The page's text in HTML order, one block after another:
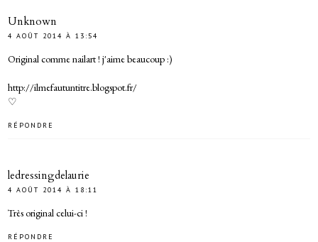
Unknown
4 AOÛT 2014 À 13:54
Original comme nailart ! j'aime beaucoup :)
http://ilmefautuntitre.blogspot.fr/
♡
RÉPONDRE
ledressingdelaurie
4 AOÛT 2014 À 18:11
Très original celui-ci !
RÉPONDRE